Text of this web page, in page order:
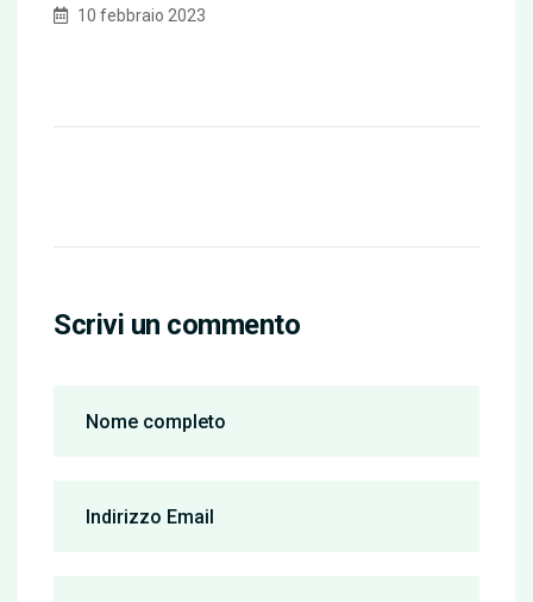
10 febbraio 2023
Scrivi un commento